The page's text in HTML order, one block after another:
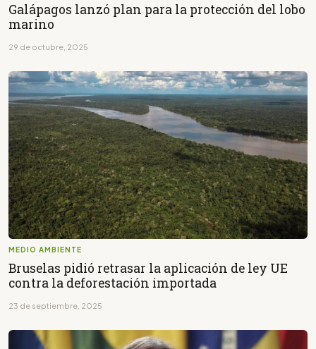
Galápagos lanzó plan para la protección del lobo
marino
29 de octubre, 2025
MEDIO AMBIENTE
Bruselas pidió retrasar la aplicación de ley UE
contra la deforestación importada
23 de septiembre, 2025